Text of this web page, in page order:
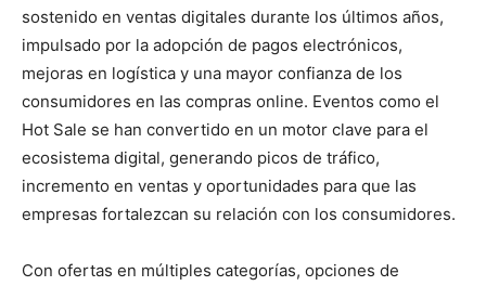
sostenido en ventas digitales durante los últimos años,
impulsado por la adopción de pagos electrónicos,
mejoras en logística y una mayor confianza de los
consumidores en las compras online. Eventos como el
Hot Sale se han convertido en un motor clave para el
ecosistema digital, generando picos de tráfico,
incremento en ventas y oportunidades para que las
empresas fortalezcan su relación con los consumidores.
Con ofertas en múltiples categorías, opciones de